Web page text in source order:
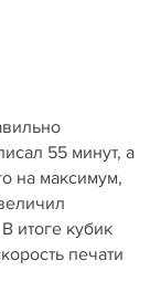
55 минут, а
на максимум,
итоге кубик
печати